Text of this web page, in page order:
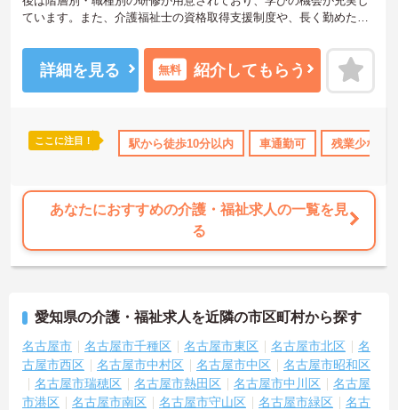
社会保険完備 交通費支給 退職金制度あり
ています。また、介護福祉士の資格取得支援制度や、長く勤めた方
深く理解した先輩スタッフが多いので、困ったときはすぐに相談で
きる安心感も魅力。働きながらスキルを磨き、キャリアを築いてい
特徴で、仕事終わりの時間や家庭との両立を大切にしたい方にぴっ
たりの環境です。無理なく長く続けられるリズムで働けます。
詳細を見る 無料 紹介してもらう
ここに注目！ 駅から徒歩10分以内 車通勤可 残業少なめ
あなたにおすすめの介護・福祉求人の一覧を見
る
愛知県の介護・福祉求人を近隣の市区町村から探す
名古屋市 名古屋市千種区 名古屋市東区 名古屋市北区
名
古屋市西区
名古屋市中村区 名古屋市中区
名古屋市昭和区
名古屋市瑞穂区
名古屋市熱田区 名古屋市中川区
名古屋
市港区
名古屋市南区 名古屋市守山区 名古屋市緑区
名古